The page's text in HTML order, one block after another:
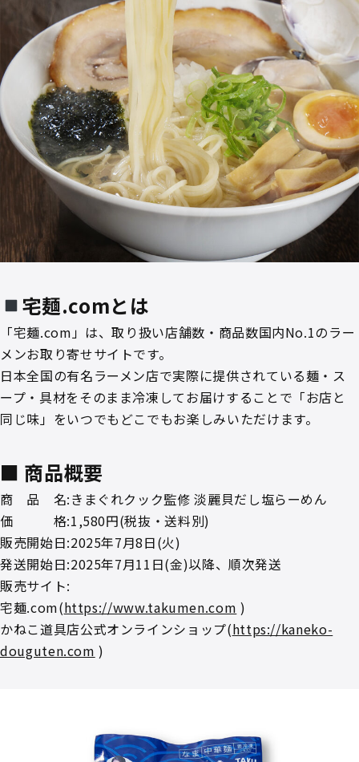
宅麺.comとは
「宅麺.com」は、取り扱い店舗数・商品数国内No.1のラー
メンお取り寄せサイトです。
日本全国の有名ラーメン店で実際に提供されている麺・ス
ープ・具材をそのまま冷凍してお届けすることで「お店と
同じ味」をいつでもどこでもお楽しみいただけます。
■ 商品概要
商 品 名:きまぐれクック監修 淡麗貝だし塩らーめん
価 格:1,580円(税抜・送料別)
販売開始日:2025年7月8日(火)
発送開始日:2025年7月11日(金)以降、順次発送
販売サイト:
宅麺.com(https://www.takumen.com )
かねこ道具店公式オンラインショップ(https://kaneko-
douguten.com )